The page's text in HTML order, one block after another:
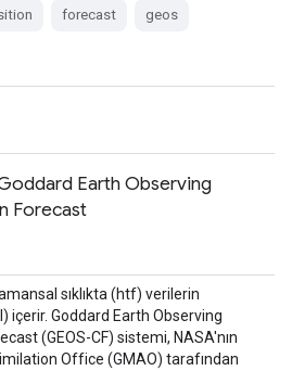
forecast geos
Earth Observing
Forecast
sıklıkta (htf) verilerin
içerir. Goddard Earth Observing
(GEOS-CF) sistemi, NASA'nın
Office (GMAO) tarafından